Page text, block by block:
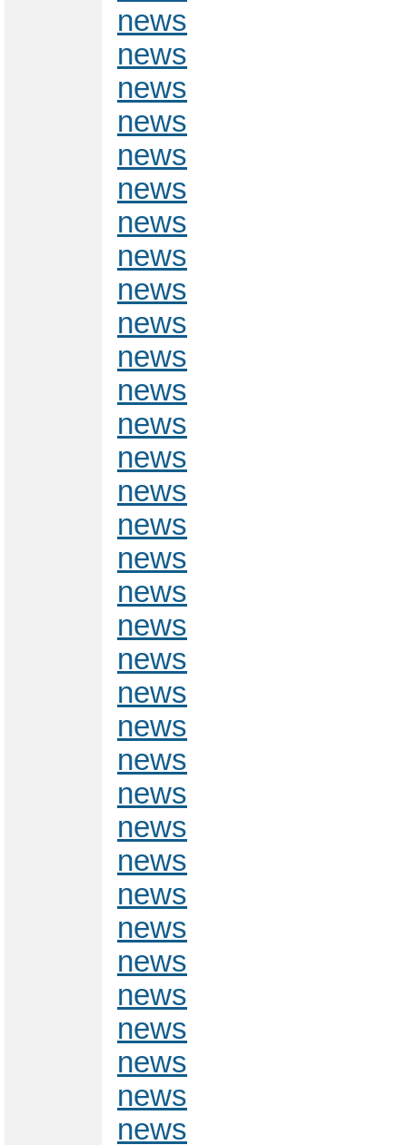
news
news
news
news
news
news
news
news
news
news
news
news
news
news
news
news
news
news
news
news
news
news
news
news
news
news
news
news
news
news
news
news
news
news